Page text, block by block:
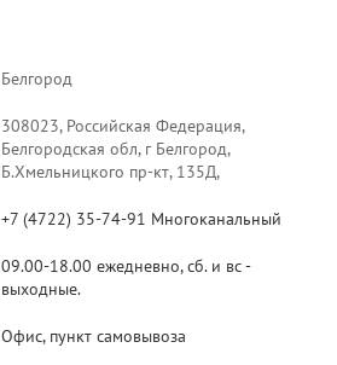
Белгород
308023, Российская Федерация,
Белгородская обл, г Белгород,
Б.Хмельницкого пр-кт, 135Д,
+7 (4722) 35-74-91 Многоканальный
09.00-18.00 ежедневно, сб. и вс -
выходные.
Офис, пункт самовывоза